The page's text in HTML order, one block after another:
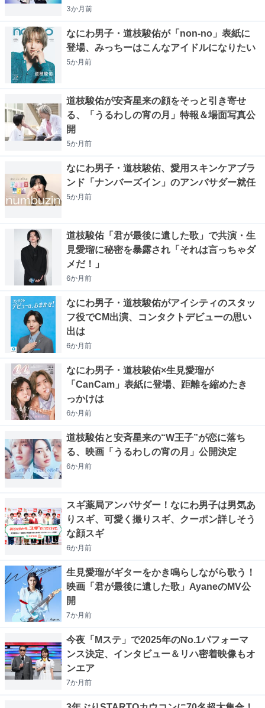
3か月前
なにわ男子・道枝駿佑が「non-no」表紙に
登場、みっちーはこんなアイドルになりたい
5か月前
道枝駿佑が安斉星来の顔をそっと引き寄せ
る、「うるわしの宵の月」特報＆場面写真公
開
5か月前
なにわ男子・道枝駿佑、愛用スキンケアブラ
ンド「ナンバーズイン」のアンバサダー就任
5か月前
道枝駿佑「君が最後に遺した歌」で共演・生
見愛瑠に秘密を暴露され「それは言っちゃダ
メだ！」
6か月前
なにわ男子・道枝駿佑がアイシティのスタッ
フ役でCM出演、コンタクトデビューの思い
出は
6か月前
なにわ男子・道枝駿佑×生見愛瑠が
「CanCam」表紙に登場、距離を縮めたき
っかけは
6か月前
道枝駿佑と安斉星来の“W王子”が恋に落ち
る、映画「うるわしの宵の月」公開決定
6か月前
スギ薬局アンバサダー！なにわ男子は男気あ
りスギ、可愛く撮りスギ、クーポン詳しそう
な顔スギ
6か月前
生見愛瑠がギターをかき鳴らしながら歌う！
映画「君が最後に遺した歌」AyaneのMV公
開
7か月前
今夜「Mステ」で2025年のNo.1パフォーマ
ンス決定、インタビュー＆リハ密着映像もオ
ンエア
7か月前